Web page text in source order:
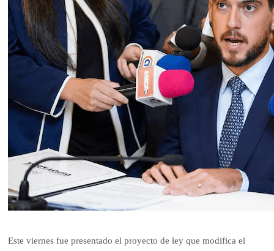
Este viernes fue presentado el proyecto de ley que modifica el